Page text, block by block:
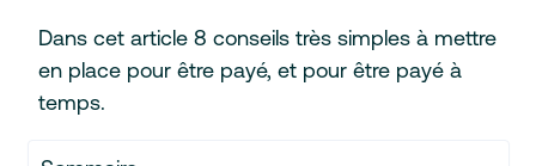
Dans cet article 8 conseils très simples à mettre
en place pour être payé, et pour être payé à
temps.